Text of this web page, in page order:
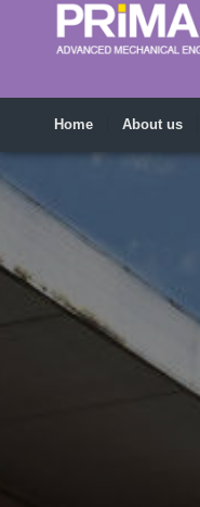
Home About us